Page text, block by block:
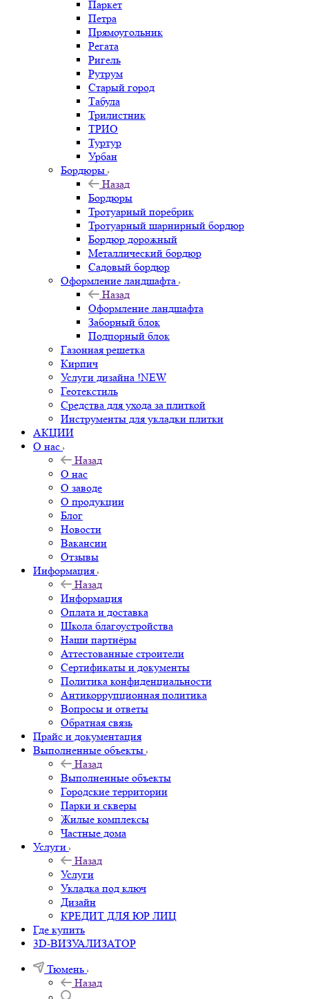
Паркет
Петра
Прямоугольник
Регата
Ригель
Рутрум
Старый город
Табула
Трилистник
ТРИО
Туртур
Урбан
Бордюры
Назад
Бордюры
Тротуарный поребрик
Тротуарный шарнирный бордюр
Бордюр дорожный
Металлический бордюр
Садовый бордюр
Оформление ландшафта
Назад
Оформление ландшафта
Заборный блок
Подпорный блок
Газонная решетка
Кирпич
Услуги дизайна !NEW
Геотекстиль
Средства для ухода за плиткой
Инструменты для укладки плитки
АКЦИИ
О нас
Назад
О нас
О заводе
О продукции
Блог
Новости
Вакансии
Отзывы
Информация
Назад
Информация
Оплата и доставка
Школа благоустройства
Наши партнёры
Аттестованные строители
Сертификаты и документы
Политика конфиденциальности
Антикоррупционная политика
Вопросы и ответы
Обратная связь
Прайс и документация
Выполненные объекты
Назад
Выполненные объекты
Городские территории
Парки и скверы
Жилые комплексы
Частные дома
Услуги
Назад
Услуги
Укладка под ключ
Дизайн
КРЕДИТ ДЛЯ ЮР ЛИЦ
Где купить
3D-ВИЗУАЛИЗАТОР
Тюмень
Назад